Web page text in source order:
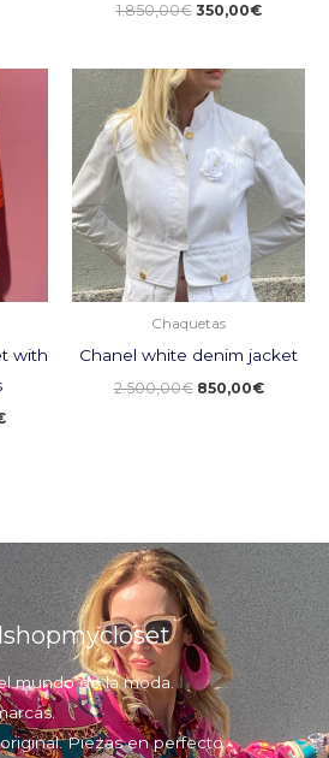
1.850,00€ 350,00€
with
200,00€.
Chaquetas
Chanel white denim jacket
2.500,00€
El
precio
original
era:
2.500,00€.
850,00€
es:
mundo de la moda.
Piezas en perfecto